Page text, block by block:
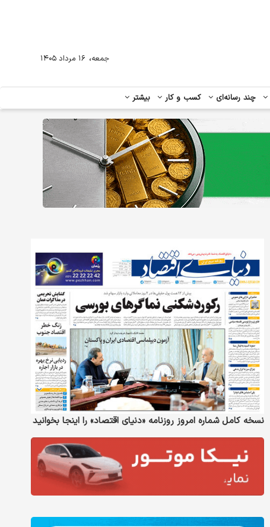
چند رسانه‌ای کسب و کار بیشتر
جمعه، ۱۶ مرداد ۱۴۰۵
نسخه کامل شماره امروز روزنامه «دنیای‌ اقتصاد» را اینجا بخوانید